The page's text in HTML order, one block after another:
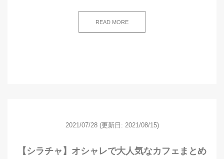
READ MORE
2021/07/28 (更新日: 2021/08/15)
【シラチャ】オシャレで大人気なカフェまとめ